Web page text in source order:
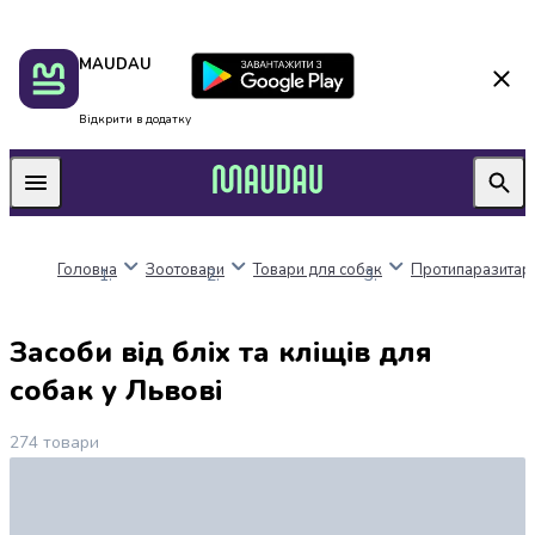
школяра
Оплата
нацкешбек
Алкоголь
вина
Міцний
алкоголь
і
Дніпро
Одеса
Львів
Харків
MAUDAU
Відкрити в додатку
Головна Зоотовари Товари для собак
Засоби від бліх та кліщів для
собак у Львові
274 товари